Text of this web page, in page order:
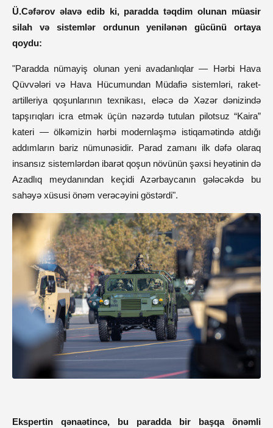
Ü.Cəfərov əlavə edib ki, paradda təqdim olunan müasir
silah və sistemlər ordunun yenilənən gücünü ortaya
qoydu:
"Paradda nümayiş olunan yeni avadanlıqlar — Hərbi Hava
Qüvvələri və Hava Hücumundan Müdafiə sistemləri, raket-
artilleriya qoşunlarının texnikası, eləcə də Xəzər dənizində
tapşırıqları icra etmək üçün nəzərdə tutulan pilotsuz “Kaira”
kateri — ölkəmizin hərbi modernləşmə istiqamətində atdığı
addımların bariz nümunəsidir. Parad zamanı ilk dəfə olaraq
insansız sistemlərdən ibarət qoşun növünün şəxsi heyətinin də
Azadlıq meydanından keçidi Azərbaycanın gələcəkdə bu
sahəyə xüsusi önəm verəcəyini göstərdi".
Ekspertin qənaətincə, bu paradda bir başqa önəmli